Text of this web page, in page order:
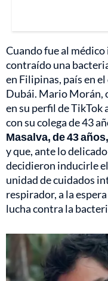
Cuando fue al
contraído una
en Filipinas, país en
Dubái. Mario Morán,
en su perfil de TikTok
con su colega de 43
Masalva, de 43
y que, ante lo
decidieron inducirle
unidad de cuidados
respirador, a la
lucha contra la